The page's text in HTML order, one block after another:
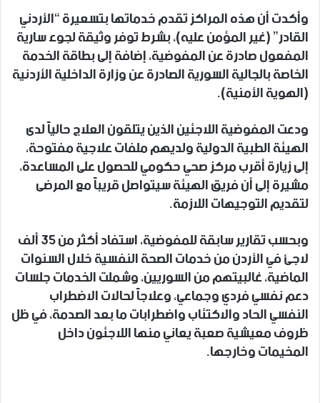
وأكدت أن هذه المراكز تقدم خدماتها بتسعيرة “الأردني
القادر” (غير المؤمن عليه)، بشرط توفر وثيقة لجوء سارية
المفعول صادرة عن المفوضية، إضافة إلى بطاقة الخدمة
الخاصة بالجالية السورية الصادرة عن وزارة الداخلية الأردنية
(الهوية الأمنية).
ودعت المفوضية اللاجئين الذين يتلقون العلاج حالياً لدى
الهيئة الطبية الدولية ولديهم ملفات علاجية مفتوحة،
إلى زيارة أقرب مركز صحي حكومي للحصول على المساعدة،
مشيرة إلى أن فريق الهيئة سيتواصل قريباً مع المرضى
لتقديم التوجيهات اللازمة.
وبحسب تقارير سابقة للمفوضية، استفاد أكثر من 35 ألف
لاجئ في الأردن من خدمات الصحة النفسية خلال السنوات
الماضية، غالبيتهم من السوريين، وشملت الخدمات جلسات
دعم نفسي فردي وجماعي، وعلاجاً لحالات الاضطراب
النفسي الحاد والاكتئاب واضطرابات ما بعد الصدمة، في ظل
ظروف معيشية صعبة يعاني منها اللاجئون داخل
المخيمات وخارجها.